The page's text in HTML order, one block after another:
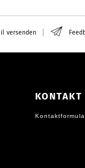
versenden
KONTAKT